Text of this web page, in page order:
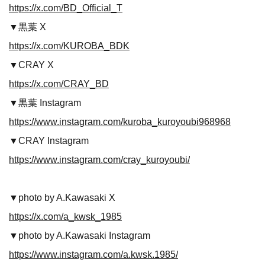
https://x.com/BD_Official_T
▼黒葉 X
https://x.com/KUROBA_BDK
▼CRAY X
https://x.com/CRAY_BD
▼黒葉 Instagram
https://www.instagram.com/kuroba_kuroyoubi968968
▼CRAY Instagram
https://www.instagram.com/cray_kuroyoubi/
▼photo by A.Kawasaki X
https://x.com/a_kwsk_1985
▼photo by A.Kawasaki Instagram
https://www.instagram.com/a.kwsk.1985/